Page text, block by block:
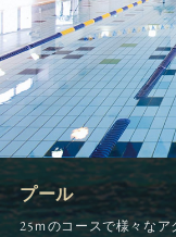
プール
25ｍのコースで様々な